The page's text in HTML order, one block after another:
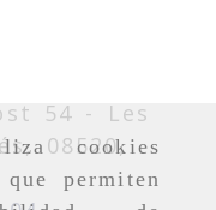
cookies
permiten
54 -
Les
08520,